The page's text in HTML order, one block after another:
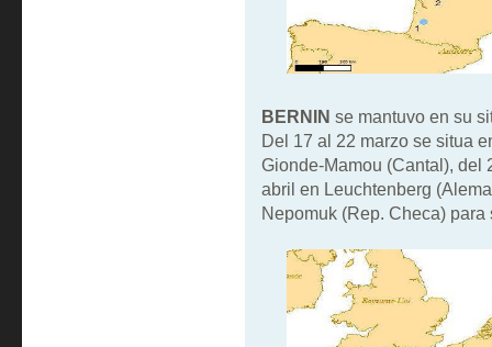
BERNIN se mantuvo en su
Del 17 al 22 marzo se situa
Gionde-Mamou (Cantal), del
abril en Leuchtenberg
Nepomuk (Rep. Checa)